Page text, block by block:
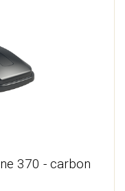
370 - carbon